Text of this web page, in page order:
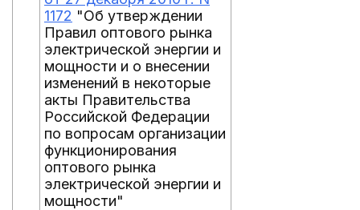
1172 "Об утверждении
Правил оптового рынка
электрической энергии и
мощности и о внесении
изменений в некоторые
акты Правительства
Российской Федерации
по вопросам организации
функционирования
оптового рынка
электрической энергии и
мощности"